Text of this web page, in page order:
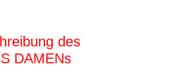
des
DAMENs